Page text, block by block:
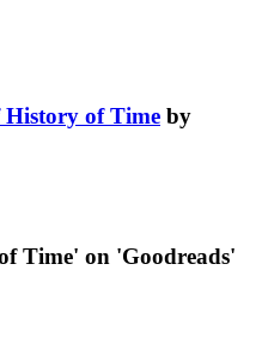
History of Time by
Time' on 'Goodreads'